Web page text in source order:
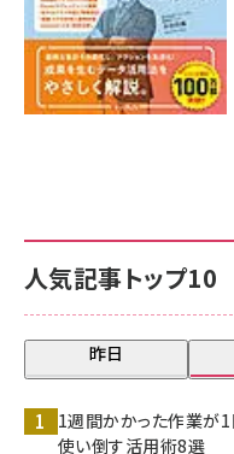
人気記事トップ10
昨日
1週間かかった作業
使い倒す活用術8選